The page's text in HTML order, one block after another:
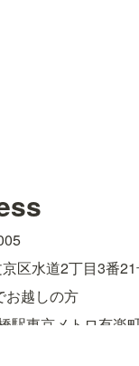
区水道2丁目3番
お越しの方
駅東京メトロ有楽